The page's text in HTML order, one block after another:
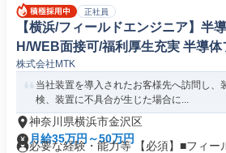
正社員
【横浜/フィールドエンジニア】半
H/WEB面接可/福利厚生充実 半導
エンジニア
株式会社MTK
当社装置を導入されたお客様先へ訪問し、
検、装置に不具合が生じた場合に...
神奈川県横浜市金沢区
月給35万円～50万円
必要な経験・能力等 【必須】■フィー